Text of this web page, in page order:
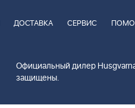
ДОСТАВКА СЕРВИС
Официальный дилер
защищены.